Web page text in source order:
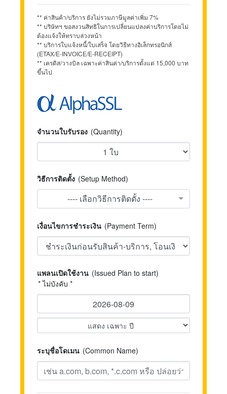
** ค่าสินค้า/บริการ ยังไม่รวมภาษีมูลค่าเพิ่ม 7%
** บริษัทฯ ขอสงวนสิทธิในการเปลี่ยนแปลงค่าบริการโดยไม่
ต้องแจ้งให้ทราบล่วงหน้า
** บริการใบแจ้งหนี้/ใบเสร็จ โดยวิธีทางอิเล็กทรอนิกส์
(ETAX/E-INVOICE/E-RECEIPT)
** เครดิส/วางบิล เฉพาะค่าสินค่า/บริการตั้งแต่ 15,000 บาท
ขึ้นไป
จำนวนใบรับรอง (Quantity)
วิธีการติดตั้ง (Setup Method)
---- เลือกวิธีการติดตั้ง ----
เงื่อนไขการชำระเงิน (Payment Term)
แพลนเปิดใช้งาน (Issued Plan to start)
* ไม่บังคับ *
ระบุชื่อโดเมน (Common Name)